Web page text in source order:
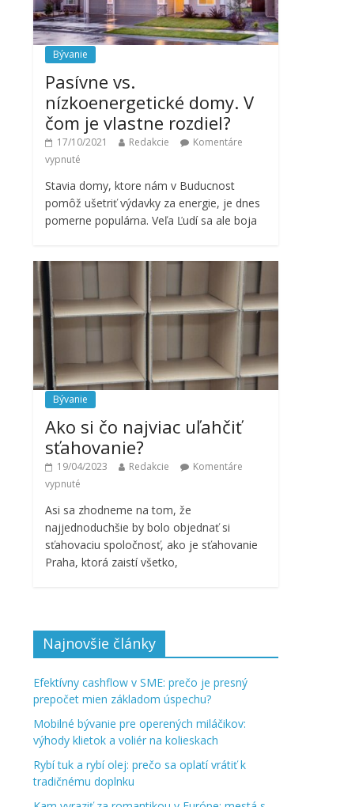
Bývanie
Pasívne vs.
nízkoenergetické domy. V
čom je vlastne rozdiel?
17/10/2021 Redakcie
Komentáre
vypnuté
Stavia domy, ktore nám v Buducnost
pomôž ušetriť výdavky za energie, je dnes
pomerne populárna. Veľa Ľudí sa ale boja
Bývanie
Ako si čo najviac uľahčiť
sťahovanie?
19/04/2023 Redakcie
Komentáre
vypnuté
Asi sa zhodneme na tom, že
najjednoduchšie by bolo objednať si
sťahovaciu spoločnosť, ako je sťahovanie
Praha, ktorá zaistí všetko,
Najnovšie články
Efektívny cashflow v SME: prečo je presný
prepočet mien základom úspechu?
Mobilné bývanie pre operených miláčikov:
výhody klietok a voliér na kolieskach
Rybí tuk a rybí olej: prečo sa oplatí vrátiť k
tradičnému doplnku